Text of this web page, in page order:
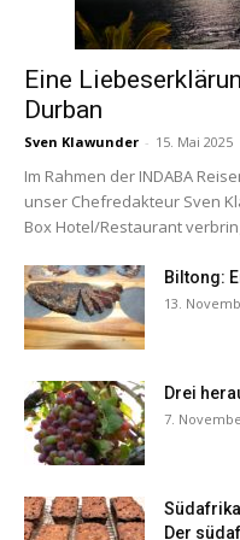
Eine
Durban
Sven Klawunder - 15. Mai 2025
Im Rahmen der INDABA
unser Chefredakteur Sven
Box Hotel/Restaurant
Biltong:
13.
Drei
7.
Der